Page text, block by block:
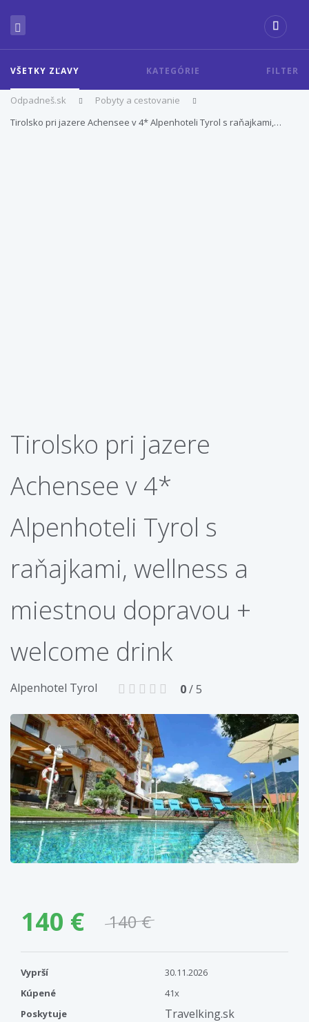
VŠETKY ZĽAVY KATEGÓRIE FILTER
Odpadneš.sk
Pobyty a cestovanie
Tirolsko pri jazere Achensee v 4* Alpenhoteli Tyrol s raňajkami,…
Tirolsko pri jazere
Achensee v 4*
Alpenhoteli Tyrol s
raňajkami, wellness a
miestnou dopravou +
welcome drink
Alpenhotel Tyrol 0/ 5
140 € 140 €
Vyprší
30.11.2026
Kúpené
41x
Poskytuje
Travelking.sk